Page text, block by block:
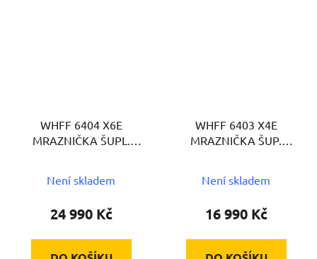
WHFF 6404 X6E
MRAZNIČKA ŠUPL.
Není skladem
24 990 Kč
WHFF 6403 X4E
MRAZNIČKA ŠUP.
Není skladem
16 990 Kč